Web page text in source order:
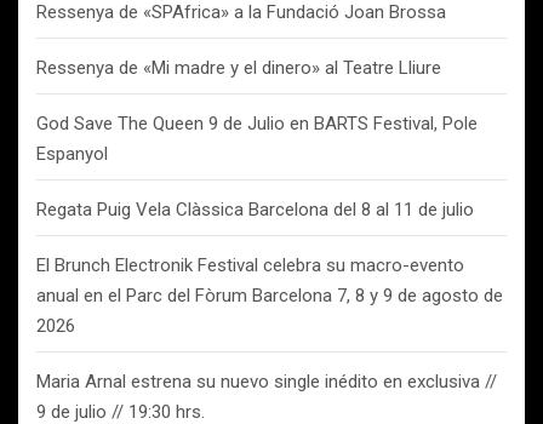
Ressenya de «SPAfrica» a la Fundació Joan Brossa
Ressenya de «Mi madre y el dinero» al Teatre Lliure
God Save The Queen 9 de Julio en BARTS Festival, Pole
Espanyol
Regata Puig Vela Clàssica Barcelona del 8 al 11 de julio
El Brunch Electronik Festival celebra su macro-evento
anual en el Parc del Fòrum Barcelona 7, 8 y 9 de agosto de
2026
Maria Arnal estrena su nuevo single inédito en exclusiva //
9 de julio // 19:30 hrs.